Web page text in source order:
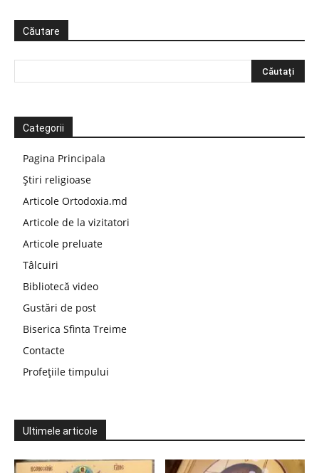
Căutare
Categorii
Pagina Principala
Știri religioase
Articole Ortodoxia.md
Articole de la vizitatori
Articole preluate
Tâlcuiri
Bibliotecă video
Gustări de post
Biserica Sfinta Treime
Contacte
Profețiile timpului
Ultimele articole